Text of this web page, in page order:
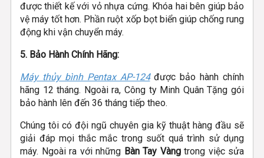
được thiết kế với vỏ nhựa cứng. Khóa hai bên giúp bảo
vệ máy tốt hơn. Phần ruột xốp bọt biển giúp chống rung
động khi vận chuyển máy.
5. Bảo Hành Chính Hãng:
Máy thủy bình Pentax AP-124được bảo hành chính
hãng 12 tháng. Ngoài ra, Công ty Minh Quân Tặng gói
bảo hành lên đến 36 tháng tiếp theo.
Chúng tôi có đội ngũ chuyên gia kỹ thuật hàng đầu sẽ
giải đáp mọi thắc mắc trong suốt quá trình sử dụng
máy. Ngoài ra với những Bàn Tay Vàngtrong việc sửa